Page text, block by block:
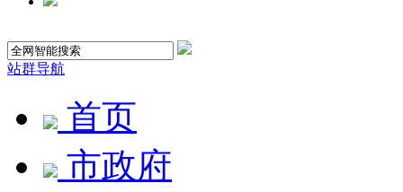
站群导航
首页
市政府